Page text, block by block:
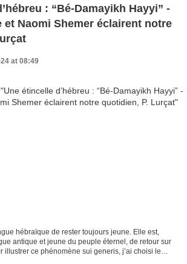
Hayyi” -
et Naomi Shemer éclairent notre
at 08:49
hébraïque de rester toujours jeune. Elle est,
antique et jeune du peuple éternel, de retour sur
illustrer ce phénomène sui generis, j’ai choisi le